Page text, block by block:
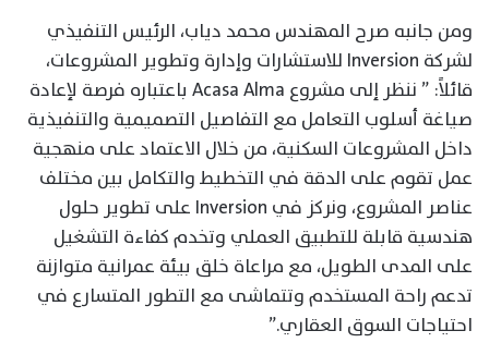
ومن جانبه صرح المهندس محمد دياب، الرئيس التنفيذي
لشركة Inversion للاستشارات وإدارة وتطوير المشروعات،
قائلاً: ” ننظر إلى مشروع Acasa Alma باعتباره فرصة لإعادة
صياغة أسلوب التعامل مع التفاصيل التصميمية والتنفيذية
داخل المشروعات السكنية، من خلال الاعتماد على منهجية
عمل تقوم على الدقة في التخطيط والتكامل بين مختلف
عناصر المشروع، ونركز في Inversion على تطوير حلول
هندسية قابلة للتطبيق العملي وتخدم كفاءة التشغيل
على المدى الطويل، مع مراعاة خلق بيئة عمرانية متوازنة
تدعم راحة المستخدم وتتماشى مع التطور المتسارع في
احتياجات السوق العقاري.”